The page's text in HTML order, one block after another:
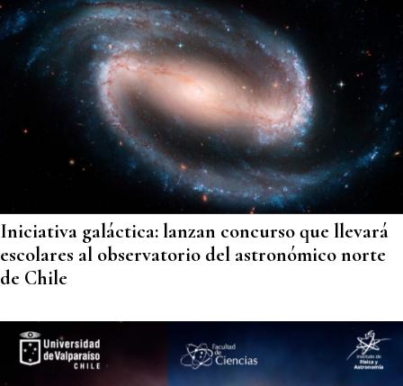
Iniciativa galáctica: lanzan concurso que llevará
escolares al observatorio del astronómico norte
de Chile